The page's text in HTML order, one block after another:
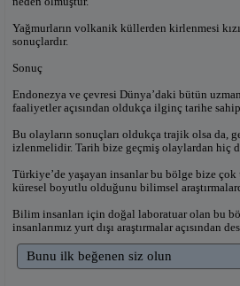
Yağmurların volkanik küllerden kirlenmesi
sonuçlardır.
Sonuç
Endonezya ve çevresi Dünya’daki bütün
faaliyetler açısından oldukça ilginç tarihe
Bu olayların sonuçları oldukça trajik olsa da,
izlenmelidir. Tarih bize geçmiş olaylardan hiç
Türkiye’de yaşayan insanlar bu bölge bize
küresel boyutlu olduğunu bilimsel
Bilim insanları için doğal laboratuar olan bu
insanlarımız yurt dışı araştırmalar
Bunu ilk beğenen siz olun